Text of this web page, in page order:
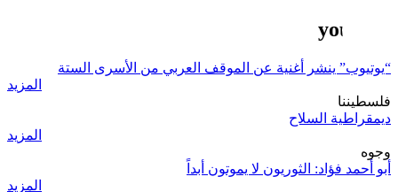
youtube
“يوتيوب” ينشر أغنية عن الموقف العربي من الأسرى الستة
المزيد
فلسطيننا
ديمقراطية السلاح
المزيد
وجوه
أبو أحمد فؤاد: الثوريون لا يموتون أبداً
المزيد